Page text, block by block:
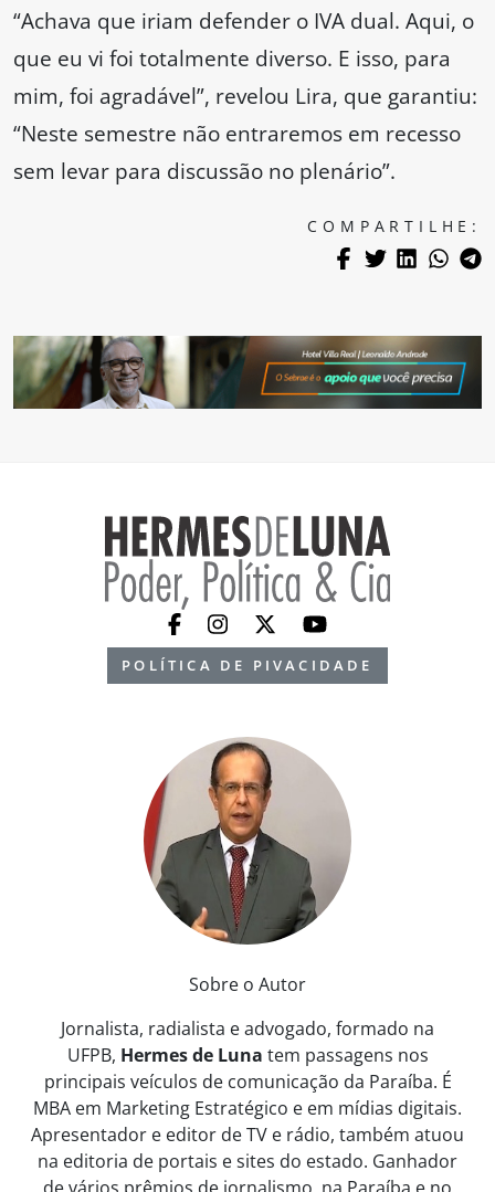
“Achava que iriam defender o IVA dual. Aqui, o
que eu vi foi totalmente diverso. E isso, para
mim, foi agradável”, revelou Lira, que garantiu:
“Neste semestre não entraremos em recesso
sem levar para discussão no plenário”.
COMPARTILHE:
POLÍTICA DE PIVACIDADE
Sobre o Autor
Jornalista, radialista e advogado, formado na
UFPB, Hermes de Luna tem passagens nos
principais veículos de comunicação da Paraíba. É
MBA em Marketing Estratégico e em mídias digitais.
Apresentador e editor de TV e rádio, também atuou
na editoria de portais e sites do estado. Ganhador
de vários prêmios de jornalismo, na Paraíba e no